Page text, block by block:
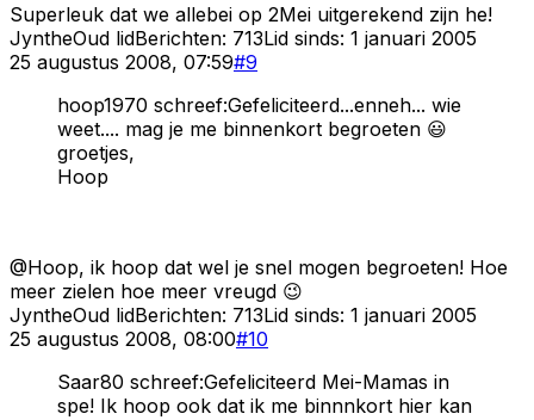
Superleuk dat we allebei op 2Mei uitgerekend zijn he!
JyntheOud lidBerichten: 713Lid sinds: 1 januari 2005
25 augustus 2008, 07:59#9
hoop1970 schreef:Gefeliciteerd...enneh... wie
weet.... mag je me binnenkort begroeten 😃
groetjes,
Hoop
@Hoop, ik hoop dat wel je snel mogen begroeten! Hoe
meer zielen hoe meer vreugd 😉
JyntheOud lidBerichten: 713Lid sinds: 1 januari 2005
25 augustus 2008, 08:00#10
Saar80 schreef:Gefeliciteerd Mei-Mamas in
spe! Ik hoop ook dat ik me binnnkort hier kan